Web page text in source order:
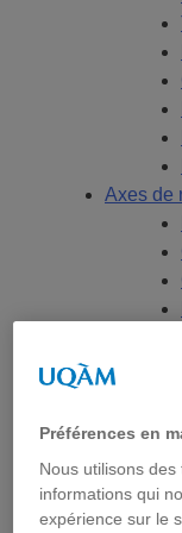
Axes de
Préférences en
Nous utilisons
informations qui
expérience sur le